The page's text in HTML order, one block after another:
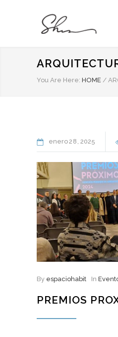
You Are Here: HOME /
enero28 2025
By espaciohabit In
PREMIOS